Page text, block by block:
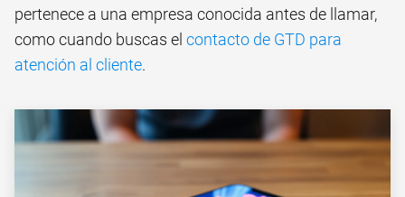
pertenece a una empresa conocida antes de llamar,
como cuando buscas el contacto de GTD para
atención al cliente.